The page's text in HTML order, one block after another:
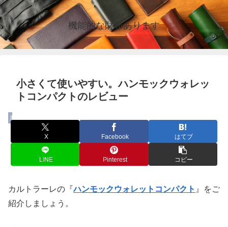
機能的な財布あります
小さくて使いやすい。ハンモックウォレッ
トコンパクトのレビュー
財布
X Facebook はてブ
LINE Pinterest コピー
カルトラーレの『ハンモックウォレットコンパクト 』をご
紹介しましょう。